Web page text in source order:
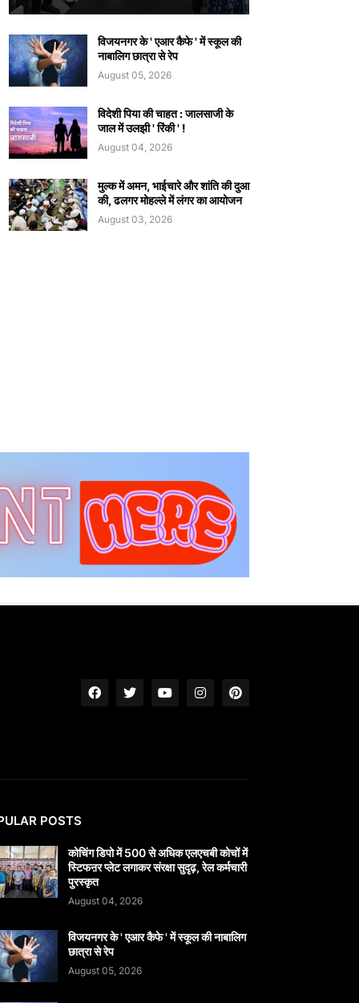
विजयनगर के ' एआर कैफे ' में स्कूल की
नाबालिग छात्रा से रेप
August 05, 2026
विदेशी पिया की चाहत : जालसाजी के
जाल में उलझी ' रिंकी ' !
August 04, 2026
मुल्क में अमन, भाईचारे और शांति की दुआ
की, ढलगर मोहल्ले में लंगर का आयोजन
August 03, 2026
POSTS
कोचिंग डिपो में 500 से अधिक एलएचबी कोचों में
स्टिफऩर प्लेट लगाकर संरक्षा सुदृढ़, रेल कर्मचारी
पुरस्कृत
August 04, 2026
विजयनगर के ' एआर कैफे ' में स्कूल की नाबालिग
छात्रा से रेप
August 05, 2026